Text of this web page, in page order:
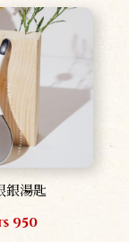
銀湯匙
950